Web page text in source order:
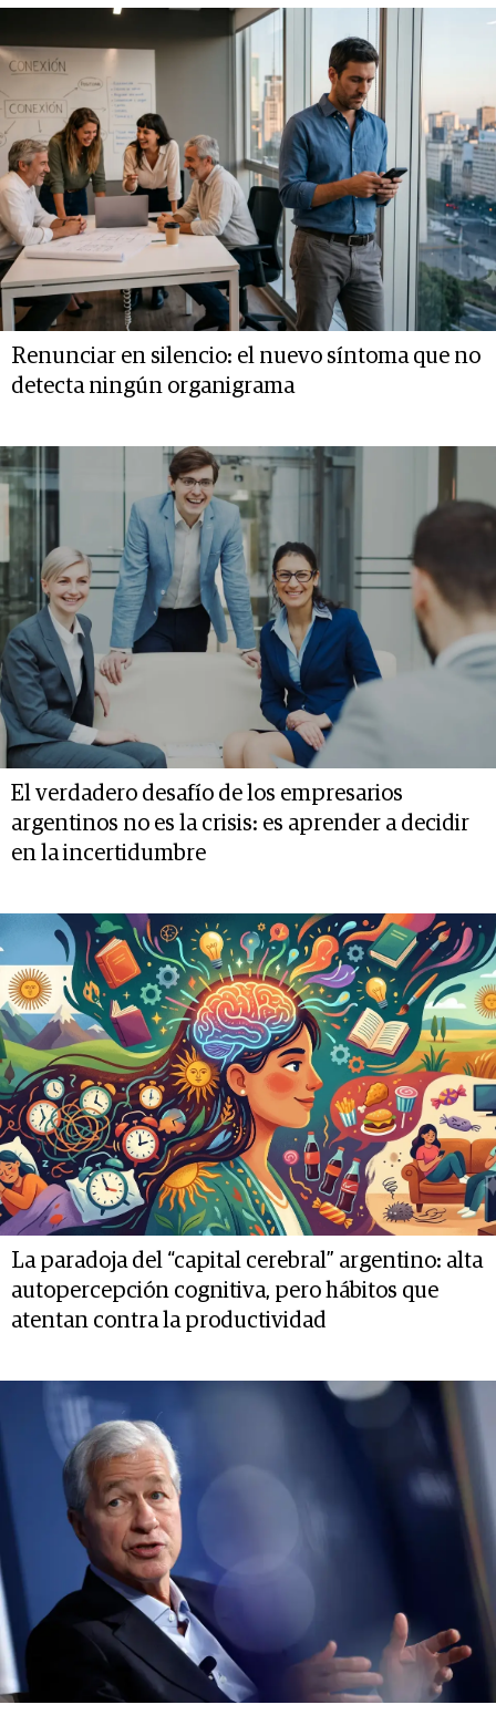
Renunciar en silencio: el nuevo síntoma que no
detecta ningún organigrama
El verdadero desafío de los empresarios
argentinos no es la crisis: es aprender a decidir
en la incertidumbre
La paradoja del “capital cerebral” argentino: alta
autopercepción cognitiva, pero hábitos que
atentan contra la productividad